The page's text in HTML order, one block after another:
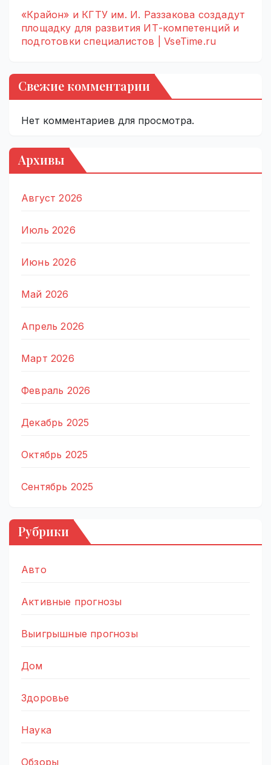
«Крайон» и КГТУ им. И. Раззакова создадут
площадку для развития ИТ-компетенций и
подготовки специалистов | VseTime.ru
Свежие комментарии
Нет комментариев для просмотра.
Архивы
Август 2026
Июль 2026
Июнь 2026
Май 2026
Апрель 2026
Март 2026
Февраль 2026
Декабрь 2025
Октябрь 2025
Сентябрь 2025
Рубрики
Авто
Активные прогнозы
Выигрышные прогнозы
Дом
Здоровье
Наука
Обзоры